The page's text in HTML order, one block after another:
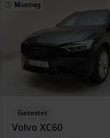
Montag
Getestet
Volvo XC60